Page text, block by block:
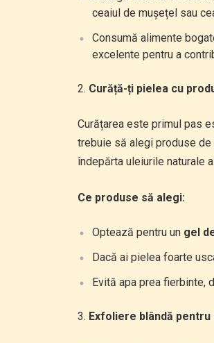
ceaiul de mușețel sau
Consumă alimente
excelente pentru a
Curăță-ți pielea cu
Curățarea este primul pas
trebuie să alegi produse
îndepărta uleiurile naturale
Ce produse să alegi:
Optează pentru un gel
Dacă ai pielea foarte
Evită apa prea fierbinte,
Exfoliere blândă